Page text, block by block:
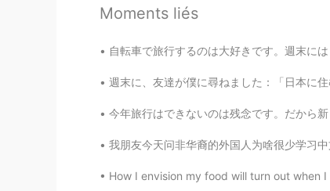
JP EN
My ex-husband was a former
shou
JP EN
@セバスチャン ドイツ語も勉
Moments liés
自転車で旅行するのは大好きです。週末にはドイツの北を旅行しました。森にテン
週末に、友達が僕に尋ねました：「日本に住む予定があるの?」 僕は答えました：
今年旅行はできないのは残念です。だから新しいフライトシミュレーターに満足し
我朋友今天问非华裔的外国人为啥很少学习中文。我觉得重点就只外国人不觉得现在的
How I envision my food will turn out when